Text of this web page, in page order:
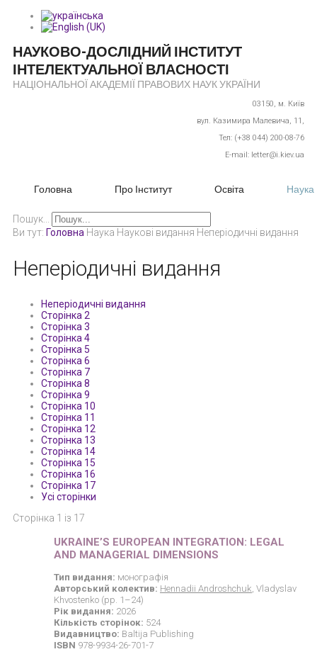
НАУКОВО-ДОСЛІДНИЙ ІНСТИТУТ
ІНТЕЛЕКТУАЛЬНОЇ ВЛАСНОСТІ
НАЦІОНАЛЬНОЇ АКАДЕМІЇ ПРАВОВИХ НАУК УКРАЇНИ
03150, м. Київ
вул. Казимира Малевича, 11,
Тел: (+38 044) 200-08-76
E-mail: letter@i.kiev.ua
Головна Про Інститут Освіта Наука
Пошук...
Ви тут: Головна Наука Наукові видання Неперіодичні видання
Неперіодичні видання
Неперіодичні видання
Сторінка 2
Сторінка 3
Сторінка 4
Сторінка 5
Сторінка 6
Сторінка 7
Сторінка 8
Сторінка 9
Сторінка 10
Сторінка 11
Сторінка 12
Сторінка 13
Сторінка 14
Сторінка 15
Сторінка 16
Сторінка 17
Усі сторінки
Сторінка 1 із 17
UKRAINE’S EUROPEAN INTEGRATION: LEGAL
AND MANAGERIAL DIMENSIONS
Тип видання: монографія
Авторський колектив: Hennadii Androshchuk , Vladyslav
Khvostenko (pp. 1–24)
Рік видання: 2026
Кількість сторінок: 524
Видавництво: Baltija Publishing
ISBN 978-9934-26-701-7